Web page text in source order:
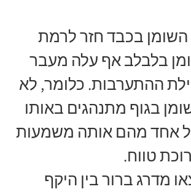
בכבד חזר לרמת
בלבלב אף עלה מעבר
ההתערבות. כלומר, לא
בגוף מתנהגים באותו
אחד מהם אותה משמעות
טווח.
מדרג ברור בין היקף